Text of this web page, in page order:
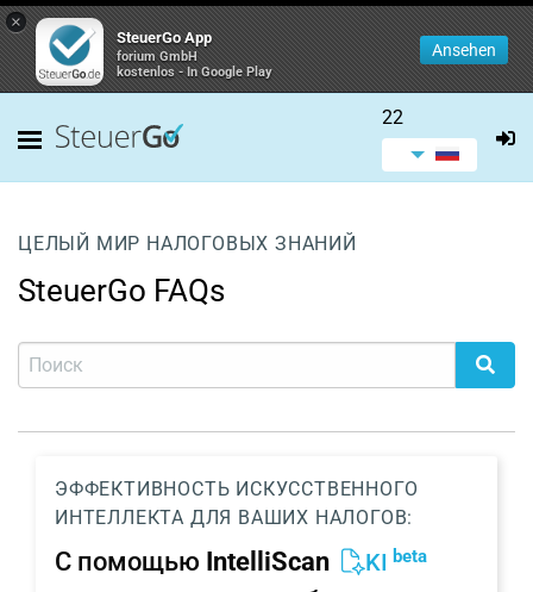
×
SteuerGo App
forium GmbH
kostenlos - In Google Play
Ansehen
22
ЦЕЛЫЙ МИР НАЛОГОВЫХ ЗНАНИЙ
SteuerGo FAQs
ЭФФЕКТИВНОСТЬ ИСКУССТВЕННОГО
ИНТЕЛЛЕКТА ДЛЯ ВАШИХ НАЛОГОВ:
С помощью IntelliScan KI beta